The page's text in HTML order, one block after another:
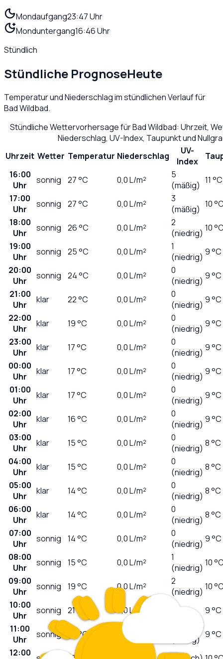
Mondaufgang23:47 Uhr
Monduntergang16:46 Uhr
Stündlich
Stündliche PrognoseHeute
Temperatur und Niederschlag im stündlichen Verlauf für
Bad Wildbad.
Stündliche Wettervorhersage fürBad Wildbad: Uhrzeit,
Niederschlag, UV-Index, Taupunkt und
Uhrzeit Wetter Temperatur Niederschlag
UV-
Index
16:00
Uhr
sonnig 27°C 0,0L/m²
5
(mäßig) 11 °C
17:00
Uhr
sonnig 27°C 0,0L/m²
3
(mäßig) 10
18:00
Uhr
sonnig 26°C 0,0L/m²
2
(niedrig) 10
19:00
Uhr
sonnig 25°C 0,0L/m²
1
(niedrig) 9 °C
20:00
Uhr
sonnig 24°C 0,0L/m²
0
(niedrig) 9 °C
21:00
Uhr
klar 22°C 0,0L/m²
0
(niedrig) 9 °C
22:00
Uhr
klar 19°C 0,0L/m²
0
(niedrig) 9 °C
23:00
Uhr
klar 17°C 0,0L/m²
0
(niedrig) 9 °C
00:00
Uhr
klar 17°C 0,0L/m²
0
(niedrig) 9 °C
01:00
Uhr
klar 17°C 0,0L/m²
0
(niedrig) 9 °C
02:00
Uhr
klar 16°C 0,0L/m²
0
(niedrig) 9 °C
03:00
Uhr
klar 15°C 0,0L/m²
0
(niedrig) 8 °C
04:00
Uhr
klar 15°C 0,0L/m²
0
(niedrig) 8 °C
05:00
Uhr
klar 14°C 0,0L/m²
0
(niedrig) 8 °C
06:00
Uhr
klar 14°C 0,0L/m²
0
(niedrig) 8 °C
07:00
Uhr
sonnig 14°C 0,0L/m²
0
(niedrig) 9 °C
08:00
Uhr
sonnig 15°C 0,0L/m²
1
(niedrig) 10
09:00
Uhr
sonnig 19°C 0,0L/m²
2
(niedrig) 10
10:00
Uhr
sonnig 21°C 0,0L/m²
(mäßig) 9 °C
11:00
Uhr
sonnig °C 0,0
(mäßig) 9 °C
12:00